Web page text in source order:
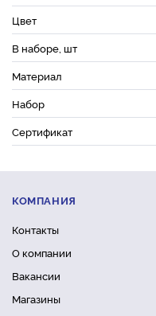
Цвет
В наборе, шт
Материал
Набор
Сертификат
КОМПАНИЯ
Контакты
О компании
Вакансии
Магазины